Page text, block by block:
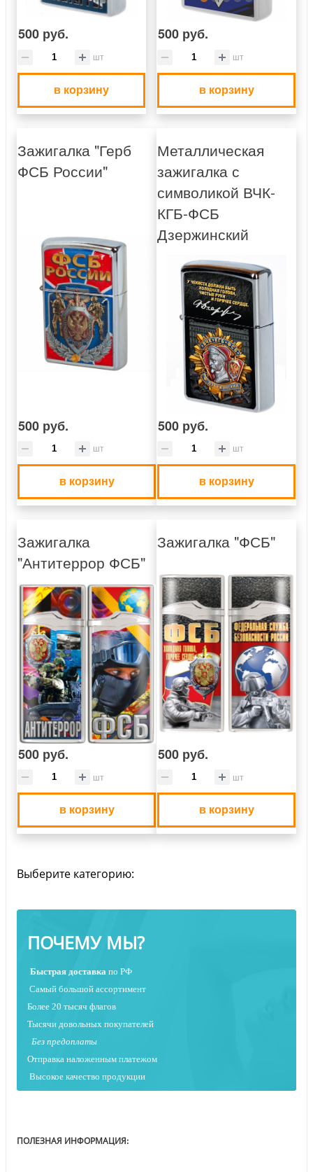
500 руб.
шт
в корзину
500 руб.
шт
в корзину
Зажигалка "Герб
ФСБ России"
500 руб.
шт
в корзину
Металлическая
зажигалка с
символикой ВЧК-
КГБ-ФСБ
Дзержинский
500 руб.
шт
в корзину
Зажигалка
"Антитеррор ФСБ"
500 руб.
шт
в корзину
Зажигалка "ФСБ"
500 руб.
шт
в корзину
Выберите категорию:
ПОЧЕМУ МЫ?
Быстрая доставка по РФ
Самый большой ассортимент
Более 20 тысяч флагов
Тысячи довольных покупателей
Без предоплаты
Отправка наложенным платежом
Высокое качество продукции
ПОЛЕЗНАЯ ИНФОРМАЦИЯ: